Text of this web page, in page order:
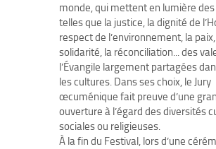
monde, qui mettent en lumière
telles que la justice, la dignité de
respect de l’environnement, la
solidarité, la réconciliation... des
l’Évangile largement partagées
les cultures. Dans ses choix, le Jury
œcuménique fait preuve d’une
ouverture à l’égard des diversités
sociales ou religieuses.
À la fin du Festival, lors d’une